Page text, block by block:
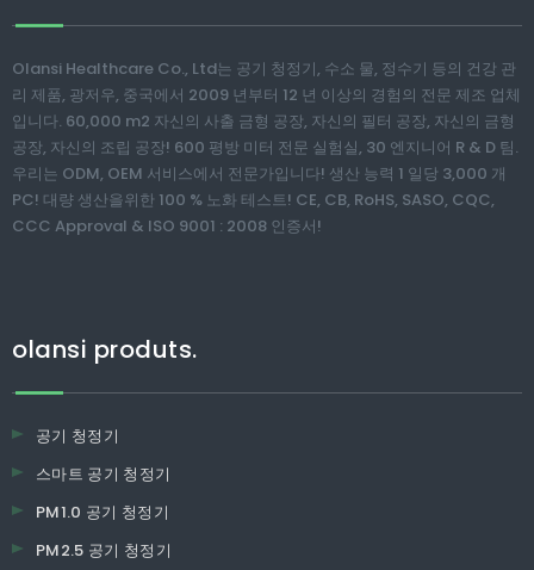
Olansi Healthcare Co., Ltd는 공기 청정기, 수소 물, 정수기 등의 건강 관
리 제품, 광저우, 중국에서 2009 년부터 12 년 이상의 경험의 전문 제조 업체
입니다. 60,000 m2 자신의 사출 금형 공장, 자신의 필터 공장, 자신의 금형
공장, 자신의 조립 공장! 600 평방 미터 전문 실험실, 30 엔지니어 R & D 팀.
우리는 ODM, OEM 서비스에서 전문가입니다! 생산 능력 1 일당 3,000 개
PC! 대량 생산을위한 100 % 노화 테스트! CE, CB, RoHS, SASO, CQC,
CCC Approval & ISO 9001 : 2008 인증서!
olansi produts.
공기 청정기
스마트 공기 청정기
PM1.0 공기 청정기
PM2.5 공기 청정기